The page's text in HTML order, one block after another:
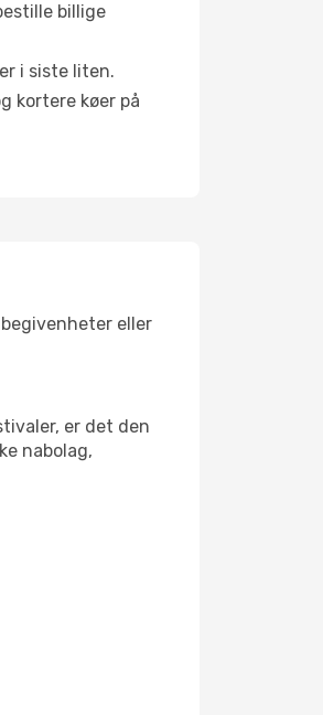
billige
i siste liten.
kortere køer på
eller
er det den
nabolag,